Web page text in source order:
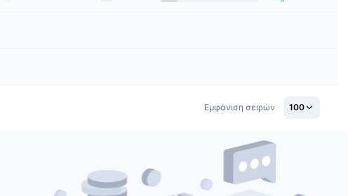
Εμφάνιση σειρών 100